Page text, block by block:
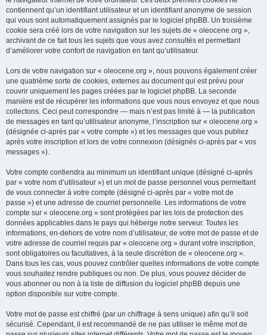
contiennent qu’un identifiant utilisateur et un identifiant anonyme de session
qui vous sont automatiquement assignés par le logiciel phpBB. Un troisième
cookie sera créé lors de votre navigation sur les sujets de « oleocene.org »,
archivant de ce fait tous les sujets que vous avez consultés et permettant
d’améliorer votre confort de navigation en tant qu’utilisateur.
Lors de votre navigation sur « oleocene.org », nous pouvons également créer
une quatrième sorte de cookies, externes au document qui est prévu pour
couvrir uniquement les pages créées par le logiciel phpBB. La seconde
manière est de récupérer les informations que vous nous envoyez et que nous
collectons. Ceci peut correspondre — mais n’est pas limité à — la publication
de messages en tant qu’utilisateur anonyme, l’inscription sur « oleocene.org »
(désignée ci-après par « votre compte ») et les messages que vous publiez
après votre inscription et lors de votre connexion (désignés ci-après par « vos
messages »).
Votre compte contiendra au minimum un identifiant unique (désigné ci-après
par « votre nom d’utilisateur ») et un mot de passe personnel vous permettant
de vous connecter à votre compte (désigné ci-après par « votre mot de
passe ») et une adresse de courriel personnelle. Les informations de votre
compte sur « oleocene.org » sont protégées par les lois de protection des
données applicables dans le pays qui héberge notre serveur. Toutes les
informations, en-dehors de votre nom d’utilisateur, de votre mot de passe et de
votre adresse de courriel requis par « oleocene.org » durant votre inscription,
sont obligatoires ou facultatives, à la seule discrétion de « oleocene.org ».
Dans tous les cas, vous pouvez contrôler quelles informations de votre compte
vous souhaitez rendre publiques ou non. De plus, vous pouvez décider de
vous abonner ou non à la liste de diffusion du logiciel phpBB depuis une
option disponible sur votre compte.
Votre mot de passe est chiffré (par un chiffrage à sens unique) afin qu’il soit
sécurisé. Cependant, il est recommandé de ne pas utiliser le même mot de